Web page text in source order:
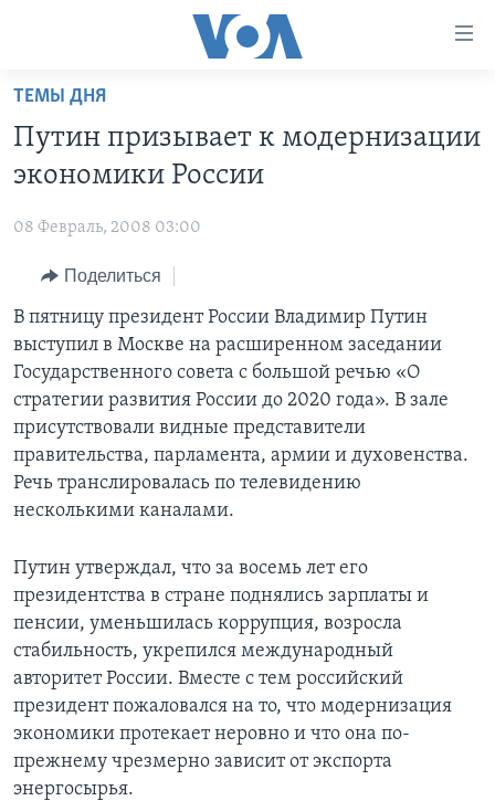
Перейти
основной
контент
навигации
Перейти
поиск
ПРОГРАММЫ
НОВОСТИ ЗА МИНУТУ
ИТОГИ
ПОЧЕМУ ЭТО ВАЖНО?
ДИСКУССИЯ VOA
ДЕТАЛИ
НЬЮ-ЙОРК NEW YORK
АМЕРИКА. БОЛЬШОЕ ПУТЕШЕСТВИЕ
УЧИМ АНГЛИЙСКИЙ
НАША АМЕРИКАНСКАЯ ИСТОРИЯ
А КАК В АМЕРИКЕ?
АРТЕФАКТЫ
АМЕРИКАНСКИЕ ГОРОДКИ
ТЕСТЫ
ЭКСПЕРТИЗА
ИНТЕРВЬЮ
ФАКТЫ ПРОТИВ ФЕЙКОВ
ЗА СВОБОДУ ПРЕССЫ
УЧИМ АНГЛИЙСКИЙ
ВИДЕО
ПОДПИСКА НА НОВОСТИ
СОЦИАЛЬНЫЕ СЕТИ
Языки
ТЕМЫ ДНЯ
Путин призывает к модернизации
экономики России
08 Февраль, 2008 03:00
Поделиться
В пятницу президент России Владимир Путин
выступил в Москве на расширенном заседании
Государственного совета с большой речью «О
стратегии развития России до 2020 года». В зале
присутствовали видные представители
правительства, парламента, армии и духовенства.
Речь транслировалась по телевидению
несколькими каналами.
Путин утверждал, что за восемь лет его
президентства в стране поднялись зарплаты и
пенсии, уменьшилась коррупция, возросла
стабильность, укрепился международный
авторитет России. Вместе с тем российский
президент пожаловался на то, что модернизация
экономики протекает неровно и что она по-
прежнему чрезмерно зависит от экспорта
энергосырья.